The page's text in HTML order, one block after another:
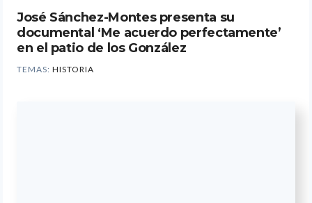
José Sánchez-Montes presenta su
documental ‘Me acuerdo perfectamente’
en el patio de los González
TEMAS: HISTORIA